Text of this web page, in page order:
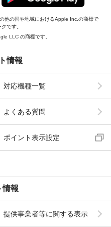
他の国や地域におけるApple Inc.の商標で
です。
LLC の商標です。
情報
対応機種一覧
よくある質問
ポイント表示設定
情報
提供事業者等に関する表示